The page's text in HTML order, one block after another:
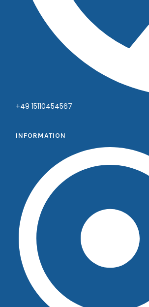
+49 15110454567
INFORMATION